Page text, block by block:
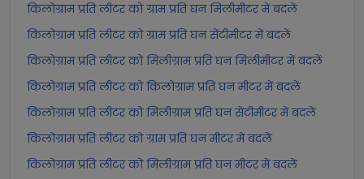
किलोग्राम प्रति लीटर को ग्राम प्रति घन मिलीमीटर में बदलें
किलोग्राम प्रति लीटर को ग्राम प्रति घन सेंटीमीटर में बदलें
किलोग्राम प्रति लीटर को मिलीग्राम प्रति घन मिलीमीटर में बदलें
किलोग्राम प्रति लीटर को किलोग्राम प्रति घन मीटर में बदलें
किलोग्राम प्रति लीटर को मिलीग्राम प्रति घन सेंटीमीटर में बदलें
किलोग्राम प्रति लीटर को ग्राम प्रति घन मीटर में बदलें
किलोग्राम प्रति लीटर को मिलीग्राम प्रति घन मीटर में बदलें